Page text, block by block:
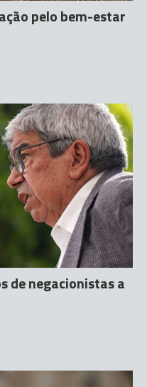
pelo bem-estar
de negacionistas a